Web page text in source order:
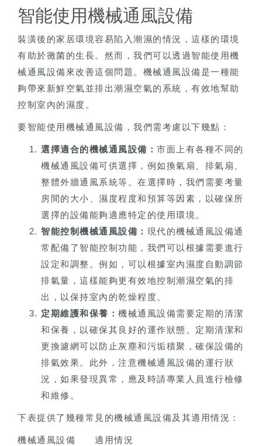
智能使用機械通風設備
裝潢後的家居環境容易陷入潮濕的情況，這樣的環境
有助於黴菌的生長。然而，我們可以透過智能使用機
械通風設備來改善這個問題。機械通風設備是一種能
夠帶來新鮮空氣並排出潮濕空氣的系統，有效地幫助
控制室內的濕度。
要智能使用機械通風設備，我們需考慮以下幾點：
選擇適合的機械通風設備： 市面上有各種不同的
機械通風設備可供選擇，例如換氣扇、排氣扇、
整體外牆通風系統等。在選擇時，我們需要考量
房間的大小、濕度程度和預算等因素，以確保所
選擇的設備能夠適應特定的使用環境。
智能控制機械通風設備： 現代的機械通風設備通
常配備了智能控制功能，我們可以根據需要進行
設定和調整。例如，可以根據室內濕度自動調節
排氣量，這樣能夠更有效地控制潮濕空氣的排
出，以保持室內的乾燥程度。
定期維護和保養： 機械通風設備需要定期的清潔
和保養，以確保其良好的運作狀態。定期清潔和
更換濾網可以防止灰塵和污垢積聚，確保設備的
排氣效果。此外，注意機械通風設備的運行狀
況，如果發現異常，應及時請專業人員進行檢修
和維修。
下表提供了幾種常見的機械通風設備及其適用情況：
機械通風設備
適用情況